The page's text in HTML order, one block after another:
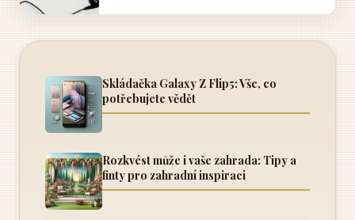
Skládačka Galaxy Z Flip5: Vše, co
potřebujete vědět
Rozkvést může i vaše zahrada: Tipy a
finty pro zahradní inspiraci